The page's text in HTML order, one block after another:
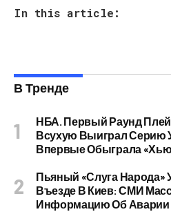
In this article:
В Тренде
НБА. Первый Раунд
Всухую Выиграл Серию
Впервые Обыграла
Пьяный «слуга Народа»
Въезде В Киев: СМИ
Информацию Об Аварии